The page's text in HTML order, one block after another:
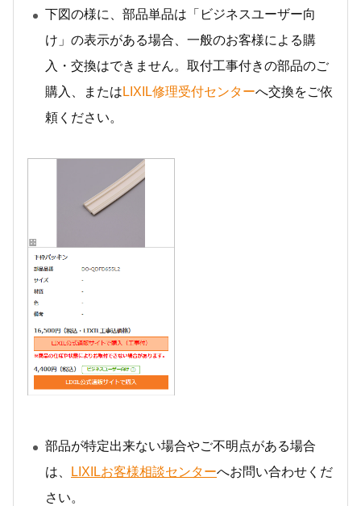
下図の様に、部品単品は「ビジネスユーザー向
け」の表示がある場合、一般のお客様による購
入・交換はできません。取付工事付きの部品のご
購入、または LIXIL修理受付センターへ交換をご依
頼ください。
部品が特定出来ない場合やご不明点がある場合
は、
LIXILお客様相談センターへお問い合わせくだ
さい。